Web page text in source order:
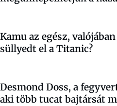
Kamu az egész,
süllyedt el a Titanic?
Desmond Doss, a
aki több tucat bajtársát